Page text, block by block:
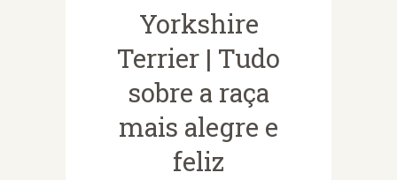
Yorkshire
Terrier | Tudo
sobre a raça
mais alegre e
feliz